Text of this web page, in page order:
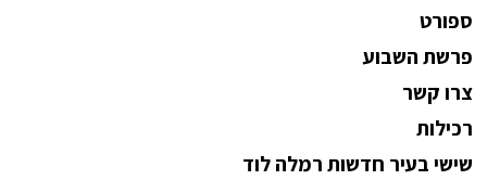
ספורט
פרשת השבוע
צרו קשר
רכילות
שישי בעיר חדשות רמלה לוד